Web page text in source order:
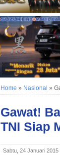
Home » Nasional »
Gawat!
TNI Siap
Sabtu, 24 Januari 2015